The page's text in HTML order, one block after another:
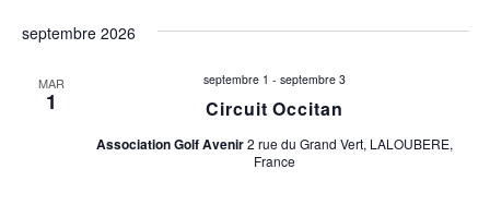
se
septembre 2026
MAR
1 Circuit Occitan
septembre 1 - septembre 3
Association Golf Avenir2 rue du Grand Vert, LALOUBERE,
France